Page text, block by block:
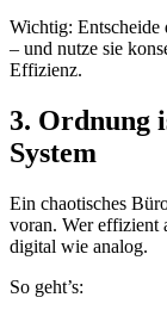
Wichtig: Entscheide
– und nutze sie
Effizienz.
3. Ordnung
System
Ein chaotisches
voran. Wer effizient
digital wie analog.
So geht’s: